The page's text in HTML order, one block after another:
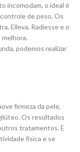
incomodam, o ideal é
de peso. Os
Elleva, Radiesse e o
podemos realizar
firmeza da pele,
Os resultados
tratamentos. E
física e se